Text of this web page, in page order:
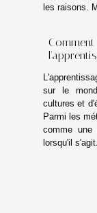
les raisons.
sur le
cultures et
Parmi les
comme une
lorsqu'il